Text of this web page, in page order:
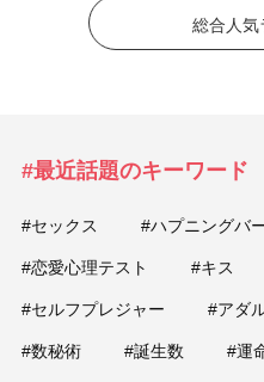
総合人気
#最近話題のキーワード
#セックス #ハプニングバ
#恋愛心理テスト #キス
#セルフプレジャー #アダ
#数秘術 #誕生数 #運